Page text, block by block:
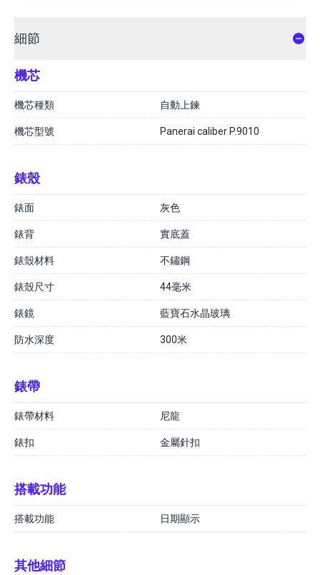
細節
機芯
機芯種類 自動上鍊
機芯型號 Panerai caliber P.9010
錶殼
錶面 灰色
錶背 實底蓋
錶殼材料 不鏽鋼
錶殼尺寸 44毫米
錶鏡 藍寶石水晶玻璃
防水深度 300米
錶帶
錶帶材料 尼龍
錶扣 金屬針扣
搭載功能
搭載功能 日期顯示
其他細節